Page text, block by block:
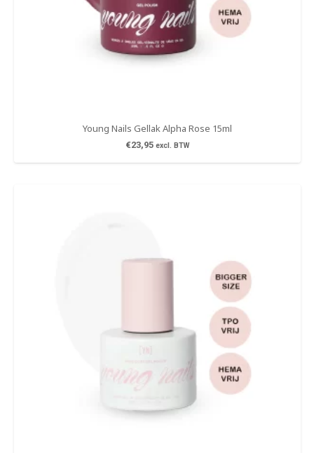
Young Nails Gellak Alpha Rose 15ml
€23,95 excl. BTW